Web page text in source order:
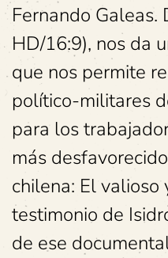
Fernando
HD/16:9), nos da
que nos permite
político-militares
para los
más
chilena: El valioso
testimonio de
de ese